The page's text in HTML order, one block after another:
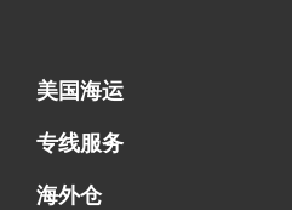
美国海运
海运拼柜
海运整柜
美国海卡
加拿大海运
专线服务
FBA专线直送
超大件专线
AWD专线
电池专线
海外仓